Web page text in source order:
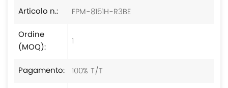
Articolo n.:
FPM-8151H-R3BE
Ordine
(MOQ):
1
Pagamento: 100% T/T